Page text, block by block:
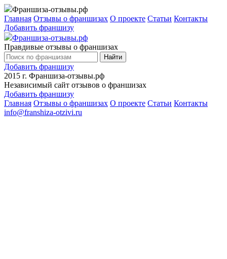
Франшиза-отзывы.рф
Главная Отзывы о франшизах О проекте Статьи Контакты
Добавить франшизу
Франшиза-отзывы.рф
Правдивые отзывы о франшизах
Найти
Добавить франшизу
2015 г. Франшиза-отзывы.рф
Независимый сайт отзывов о франшизах
Добавить франшизу
Главная Отзывы о франшизах О проекте Статьи Контакты
info@franshiza-otzivi.ru